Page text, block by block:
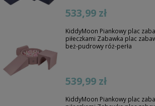
533,99 zł
KiddyMoon Piankowy plac
piłeczkami Zabawka plac
beż-pudrowy róż-perła
539,99 zł
KiddyMoon Piankowy plac